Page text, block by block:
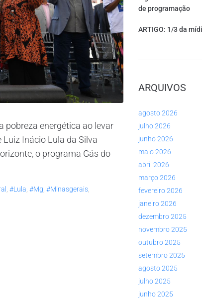
pobreza energética ao levar
Inácio Lula da Silva
o programa Gás do
#lula #mg #minasgerais
de programação
ARTIGO: 1/3 da
ARQUIVOS
agosto 2026
julho 2026
junho 2026
maio 2026
abril 2026
março 2026
fevereiro 2026
janeiro 2026
dezembro 2025
novembro 2025
outubro 2025
setembro 2025
agosto 2025
julho 2025
junho 2025